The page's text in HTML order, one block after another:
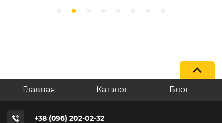
Главная Каталог Блог
+38 (096) 202-02-32